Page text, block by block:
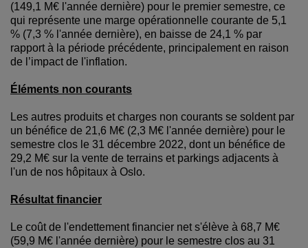
(149,1 M€ l'année dernière) pour le premier semestre, ce
qui représente une marge opérationnelle courante de 5,1
% (7,3 % l'année dernière), en baisse de 24,1 % par
rapport à la période précédente, principalement en raison
de l’impact de l'inflation.
Éléments non courants
Les autres produits et charges non courants se soldent par
un bénéfice de 21,6 M€ (2,3 M€ l'année dernière) pour le
semestre clos le 31 décembre 2022, dont un bénéfice de
29,2 M€ sur la vente de terrains et parkings adjacents à
l'un de nos hôpitaux à Oslo.
Résultat financier
Le coût de l'endettement financier net s'élève à 68,7 M€
(59,9 M€ l'année dernière) pour le semestre clos au 31